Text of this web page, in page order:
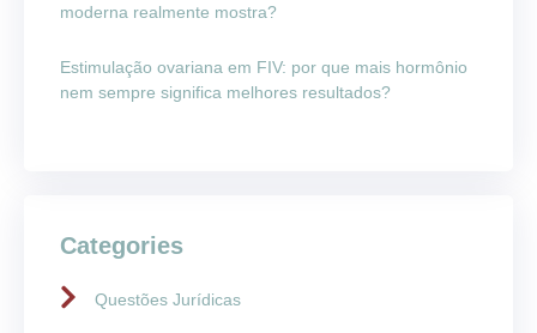
moderna realmente mostra?
Estimulação ovariana em FIV: por que mais hormônio
nem sempre significa melhores resultados?
Categories
Questões Jurídicas